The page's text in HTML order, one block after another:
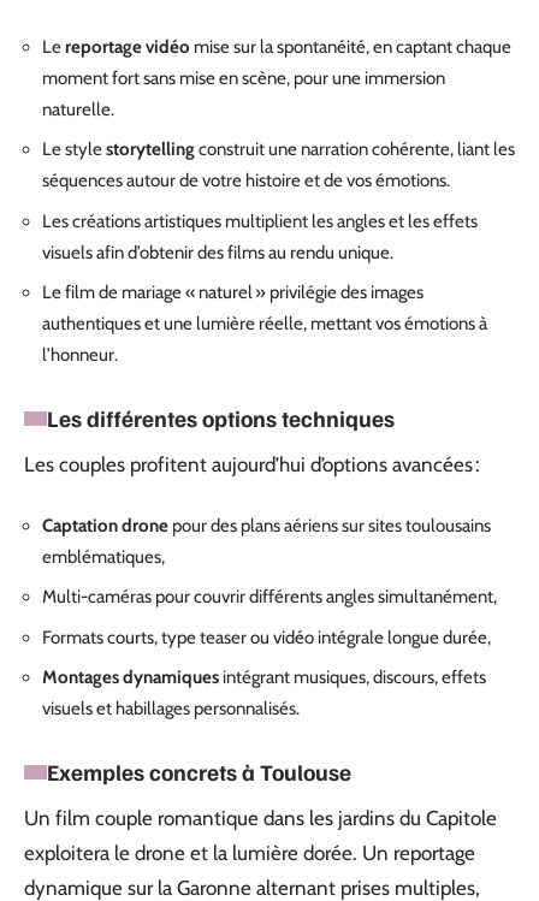
Lereportage vidéo mise sur la spontanéité, en captant chaque
moment fort sans mise en scène, pour une immersion
naturelle.
Le stylestorytellingconstruit une narration cohérente, liant les
séquences autour de votre histoire et de vos émotions.
Les créations artistiques multiplient les angles et les effets
visuels afin d’obtenir des films au rendu unique.
Le film de mariage « naturel » privilégie des images
authentiques et une lumière réelle, mettant vos émotions à
l’honneur.
Les différentes options techniques
Les couples profitent aujourd’hui d’options avancées :
Captation drone pour des plans aériens sur sites toulousains
emblématiques,
Multi-caméras pour couvrir différents angles simultanément,
Formats courts, type teaser ou vidéo intégrale longue durée,
Montages dynamiques intégrant musiques, discours, effets
visuels et habillages personnalisés.
Exemples concrets à Toulouse
Un film couple romantique dans les jardins du Capitole
exploitera le drone et la lumière dorée. Un reportage
dynamique sur la Garonne alternant prises multiples,